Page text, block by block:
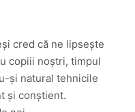
cred că ne lipsește
copiii noștri, timpul
și natural tehnicile
și conștient.